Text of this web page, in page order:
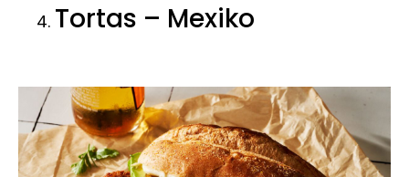
Tortas – Mexiko